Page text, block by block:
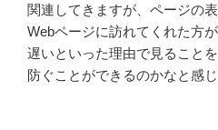
関連してきますが、ページの
Webページに訪れてくれた方
遅いといった理由で見ること
防ぐことができるのかなと感じ